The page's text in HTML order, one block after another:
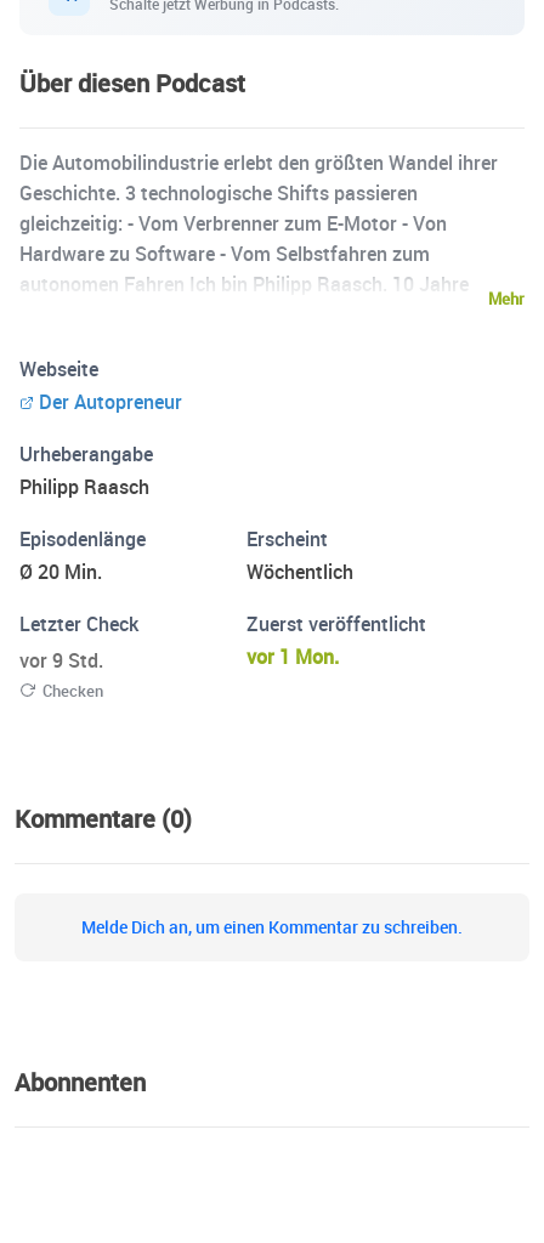
Über diesen Podcast
Die Automobilindustrie erlebt den größten Wandel ihrer
Geschichte. 3 technologische Shifts passieren
gleichzeitig: - Vom Verbrenner zum E-Motor - Von
Hardware zu Software - Vom Selbstfahren zum
autonomen Fahren Ich bin Philipp Raasch. 10 Jahre
Der Business-Podcast für Fach- und Führungskräfte.
Ohne Bullshit. Mit Insider-Perspektive. Jeden Sonntag
Mehr
Webseite
Der Autopreneur
Urheberangabe
Philipp Raasch
Episodenlänge
Ø 20 Min.
Erscheint
Wöchentlich
Letzter Check
vor 9 Std.
Checken
Zuerst veröffentlicht
vor 1 Mon.
Kommentare (0)
Melde Dich an, um einen Kommentar zu schreiben.
Abonnenten